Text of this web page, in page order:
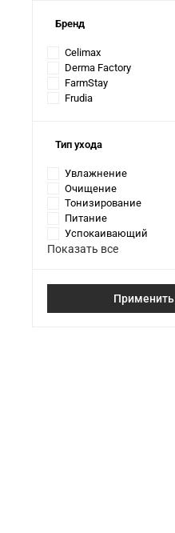
Бренд
Celimax
Derma Factory
FarmStay
Frudia
Тип ухода
Увлажнение
Очищение
Тонизирование
Питание
Успокаивающий
Показать все
Применить